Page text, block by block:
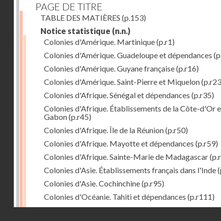
PAGE DE TITRE
TABLE DES MATIÈRES (p.153)
Notice statistique (n.n.)
Colonies d'Amérique. Martinique(p.r1)
Colonies d'Amérique. Guadeloupe et dépendances
Colonies d'Amérique. Guyane française(p.r16)
Colonies d'Amérique. Saint-Pierre et Miquelon
Colonies d'Afrique. Sénégal et dépendances (p.r35)
Colonies d'Afrique. Établissements de la Côte-d'Or
Gabon(p.r45)
Colonies d'Afrique. Île de la Réunion(p.r50)
Colonies d'Afrique. Mayotte et dépendances (p.r59)
Colonies d'Afrique. Sainte-Marie de Madagascar
Colonies d'Asie. Établissements français dans l'Inde
Colonies d'Asie. Cochinchine(p.r95)
Colonies d'Océanie. Tahiti et dépendances (p.r111)
Colonies d'Océanie. Nouvelle-Calédonie(p.r130)